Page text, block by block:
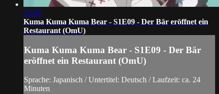
23:50
Kuma Kuma Kuma Bear - S1E09 - Der Bär eröffnet ein
Restaurant (OmU)
Kuma Kuma Kuma Bear - S1E09 - Der Bär
eröffnet ein Restaurant (OmU)
Sprache: Japanisch / Untertitel: Deutsch / Laufzeit: ca. 24
Minuten